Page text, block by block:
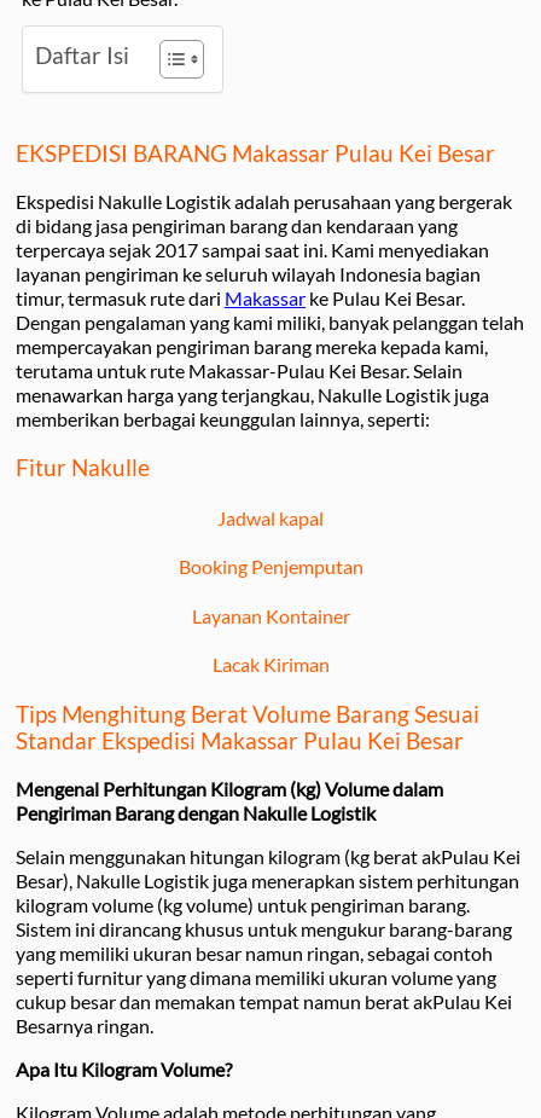
Daftar Isi
EKSPEDISI BARANG Makassar Pulau Kei Besar
Ekspedisi Nakulle Logistik adalah perusahaan yang bergerak
di bidang jasa pengiriman barang dan kendaraan yang
terpercaya sejak 2017 sampai saat ini. Kami menyediakan
layanan pengiriman ke seluruh wilayah Indonesia bagian
timur, termasuk rute dari Makassar ke Pulau Kei Besar.
Dengan pengalaman yang kami miliki, banyak pelanggan telah
mempercayakan pengiriman barang mereka kepada kami,
terutama untuk rute Makassar-Pulau Kei Besar. Selain
menawarkan harga yang terjangkau, Nakulle Logistik juga
memberikan berbagai keunggulan lainnya, seperti:
Fitur Nakulle
Jadwal kapal
Booking Penjemputan
Layanan Kontainer
Lacak Kiriman
Tips Menghitung Berat Volume Barang Sesuai
Standar Ekspedisi Makassar Pulau Kei Besar
Mengenal Perhitungan Kilogram (kg) Volume dalam
Pengiriman Barang dengan Nakulle Logistik
Selain menggunakan hitungan kilogram (kg berat akPulau Kei
Besar), Nakulle Logistik juga menerapkan sistem perhitungan
kilogram volume (kg volume) untuk pengiriman barang.
Sistem ini dirancang khusus untuk mengukur barang-barang
yang memiliki ukuran besar namun ringan, sebagai contoh
seperti furnitur yang dimana memiliki ukuran volume yang
cukup besar dan memakan tempat namun berat akPulau Kei
Besarnya ringan.
Apa Itu Kilogram Volume?
Kilogram Volume adalah metode perhitungan yang